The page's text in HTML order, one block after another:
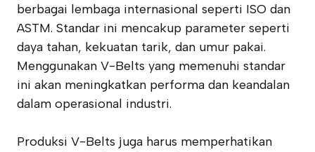
berbagai lembaga internasional seperti ISO dan
ASTM. Standar ini mencakup parameter seperti
daya tahan, kekuatan tarik, dan umur pakai.
Menggunakan V-Belts yang memenuhi standar
ini akan meningkatkan performa dan keandalan
dalam operasional industri.
Produksi V-Belts juga harus memperhatikan